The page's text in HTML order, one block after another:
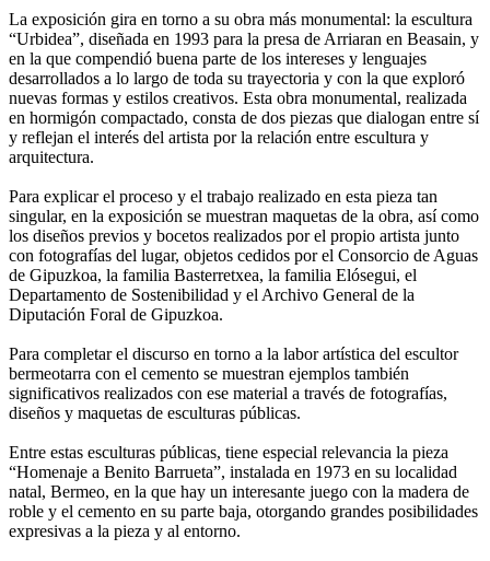
La exposición gira en torno a su obra más monumental: la escultura
“Urbidea”, diseñada en 1993 para la presa de Arriaran en Beasain, y
en la que compendió buena parte de los intereses y lenguajes
desarrollados a lo largo de toda su trayectoria y con la que exploró
nuevas formas y estilos creativos. Esta obra monumental, realizada
en hormigón compactado, consta de dos piezas que dialogan entre sí
y reflejan el interés del artista por la relación entre escultura y
arquitectura.
Para explicar el proceso y el trabajo realizado en esta pieza tan
singular, en la exposición se muestran maquetas de la obra, así como
los diseños previos y bocetos realizados por el propio artista junto
con fotografías del lugar, objetos cedidos por el Consorcio de Aguas
de Gipuzkoa, la familia Basterretxea, la familia Elósegui, el
Departamento de Sostenibilidad y el Archivo General de la
Diputación Foral de Gipuzkoa.
Para completar el discurso en torno a la labor artística del escultor
bermeotarra con el cemento se muestran ejemplos también
significativos realizados con ese material a través de fotografías,
diseños y maquetas de esculturas públicas.
Entre estas esculturas públicas, tiene especial relevancia la pieza
“Homenaje a Benito Barrueta”, instalada en 1973 en su localidad
natal, Bermeo, en la que hay un interesante juego con la madera de
roble y el cemento en su parte baja, otorgando grandes posibilidades
expresivas a la pieza y al entorno.